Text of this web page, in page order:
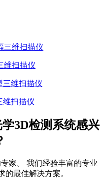
维扫描仪
维扫描仪
3D检测系统感兴
家。 我们经验丰富的专业
的最佳解决方案。